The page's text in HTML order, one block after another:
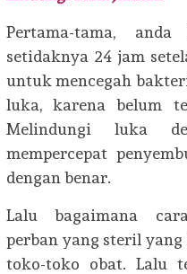
Pertama-tama,
setidaknya 24 jam
untuk mencegah
luka, karena belum
Melindungi luka
mempercepat
dengan benar.
Lalu bagaimana
perban yang steril
toko-toko obat. Lalu